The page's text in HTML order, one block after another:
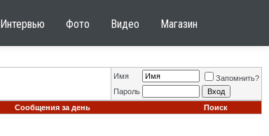
Интервью Фото Видео Магазин
Имя
Запомнить?
Пароль
Сообщения за день Поиск